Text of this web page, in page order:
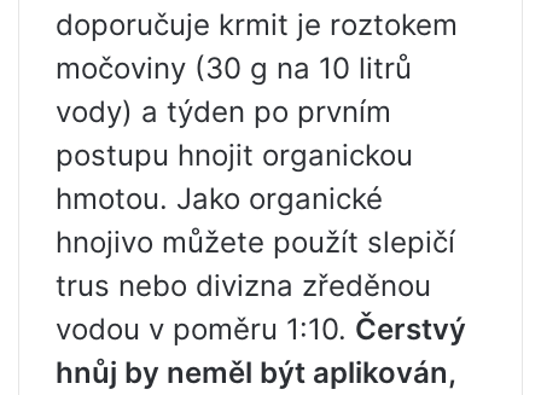
doporučuje krmit je roztokem
močoviny (30 g na 10 litrů
vody) a týden po prvním
postupu hnojit organickou
hmotou. Jako organické
hnojivo můžete použít slepičí
trus nebo divizna zředěnou
vodou v poměru 1:10. Čerstvý
hnůj by neměl být aplikován,